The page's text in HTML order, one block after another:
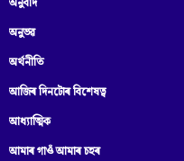
অনুভৱ
অৰ্থনীতি
আজিৰ দিনটোৰ বিশেষত্ব
আধ্যাত্মিক
আমাৰ গাওঁ আমাৰ চহৰ